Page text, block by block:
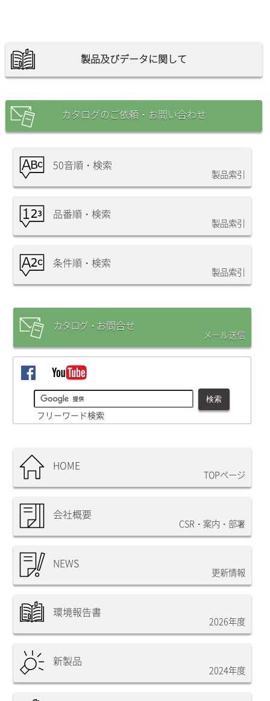
製品及びデータに関して
カタログのご依頼・お問い合わせ
50音順・検索
製品索引
品番順・検索
製品索引
条件順・検索
製品索引
カタログ・ お問合せ
メール送信
フリーワード検索
HOME
TOPページ
会社概要
CSR・案内・部署
NEWS
更新情報
環境報告書
2026年度
新製品
2024年度